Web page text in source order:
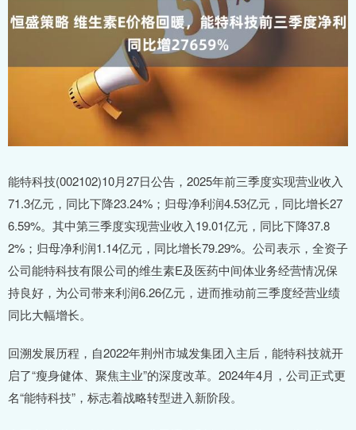
能特科技(002102)10月27日公告，2025年前三季度实现营业收入
71.3亿元，同比下降23.24%；归母净利润4.53亿元，同比增长27
6.59%。其中第三季度实现营业收入19.01亿元，同比下降37.8
2%；归母净利润1.14亿元，同比增长79.29%。公司表示，全资子
公司能特科技有限公司的维生素E及医药中间体业务经营情况保
持良好，为公司带来利润6.26亿元，进而推动前三季度经营业绩
同比大幅增长。
回溯发展历程，自2022年荆州市城发集团入主后，能特科技就开
启了“瘦身健体、聚焦主业”的深度改革。2024年4月，公司正式更
名“能特科技”，标志着战略转型进入新阶段。